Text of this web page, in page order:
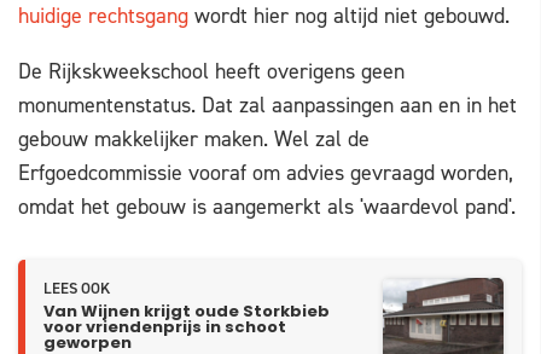
huidige rechtsgang wordt hier nog altijd niet gebouwd.
De Rijkskweekschool heeft overigens geen
monumentenstatus. Dat zal aanpassingen aan en in het
gebouw makkelijker maken. Wel zal de
Erfgoedcommissie vooraf om advies gevraagd worden,
omdat het gebouw is aangemerkt als 'waardevol pand'.
LEES OOK
Van Wijnen krijgt oude Storkbieb
voor vriendenprijs in schoot
geworpen